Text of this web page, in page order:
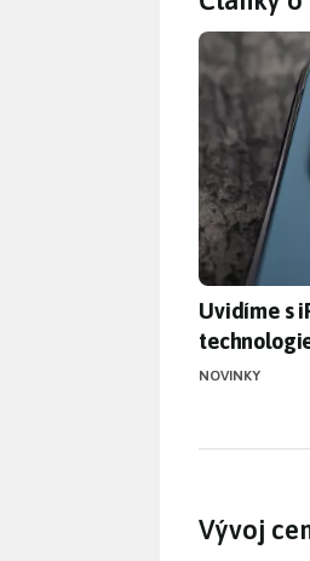
Uvidíme s
Uvidíme s
NOVINKY
Vývoj